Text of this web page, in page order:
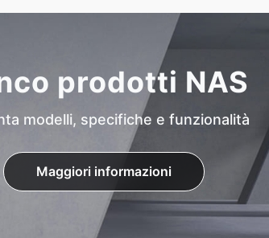
prodotti NAS
modelli, specifiche e funzionalità
Maggiori informazioni